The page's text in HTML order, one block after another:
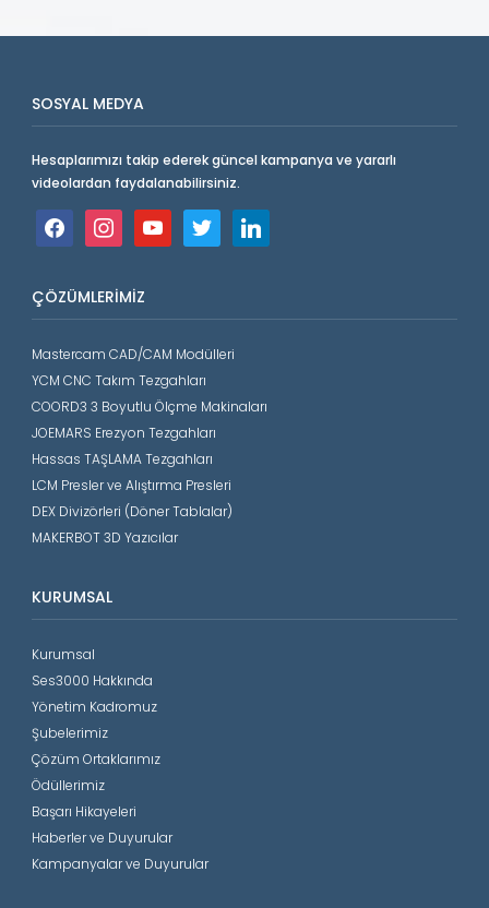
SOSYAL MEDYA
Hesaplarımızı takip ederek güncel kampanya ve yararlı
videolardan faydalanabilirsiniz.
facebookinstagramyoutube twitter linkedin
ÇÖZÜMLERIMIZ
Mastercam CAD/CAM Modülleri
YCM CNC Takım Tezgahları
COORD3 3 Boyutlu Ölçme Makinaları
JOEMARS Erezyon Tezgahları
Hassas TAŞLAMA Tezgahları
LCM Presler ve Alıştırma Presleri
DEX Divizörleri (Döner Tablalar)
MAKERBOT 3D Yazıcılar
KURUMSAL
Kurumsal
Ses3000 Hakkında
Yönetim Kadromuz
Şubelerimiz
Çözüm Ortaklarımız
Ödüllerimiz
Başarı Hikayeleri
Haberler ve Duyurular
Kampanyalar ve Duyurular